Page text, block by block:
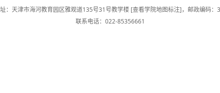
：天津市海河教育园区雅观道135号31号教学楼 [查看学院地图标注]，邮政编码：
联系电话：022-85356661